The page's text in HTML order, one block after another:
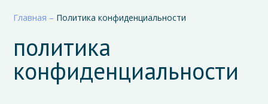
Главная – Политика конфиденциальности
политика
конфиденциальности